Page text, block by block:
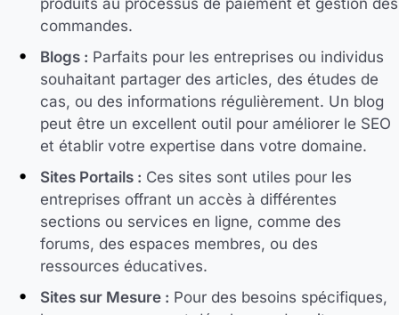
produits au processus de paiement et gestion des
commandes.
Blogs : Parfaits pour les entreprises ou individus
souhaitant partager des articles, des études de
cas, ou des informations régulièrement. Un blog
peut être un excellent outil pour améliorer le SEO
et établir votre expertise dans votre domaine.
Sites Portails : Ces sites sont utiles pour les
entreprises offrant un accès à différentes
sections ou services en ligne, comme des
forums, des espaces membres, ou des
ressources éducatives.
Sites sur Mesure : Pour des besoins spécifiques,